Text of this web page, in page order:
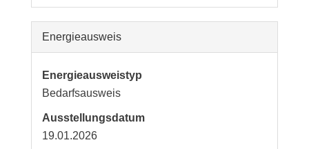
Energieausweis
Energieausweistyp
Bedarfs­ausweis
Ausstellungsdatum
19.01.2026